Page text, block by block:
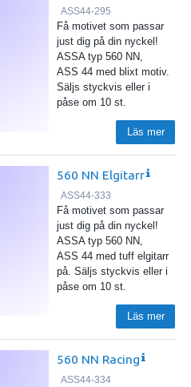
ASS44-295
Få motivet som passar
just dig på din nyckel!
ASSA typ 560 NN,
ASS 44 med blixt motiv.
Säljs styckvis eller i
påse om 10 st.
Läs mer
560 NN Elgitarr
ASS44-333
Få motivet som passar
just dig på din nyckel!
ASSA typ 560 NN,
ASS 44 med tuff elgitarr
på. Säljs styckvis eller i
påse om 10 st.
Läs mer
560 NN Racing
ASS44-334